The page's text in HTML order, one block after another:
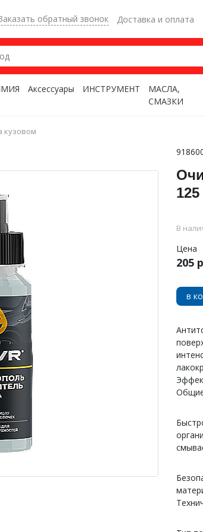
обратный звонок Доставка и оплата
Аксессуары ИНСТРУМЕНТ
МАСЛА,
СМАЗКИ
кузовом
В
Цена
205
в